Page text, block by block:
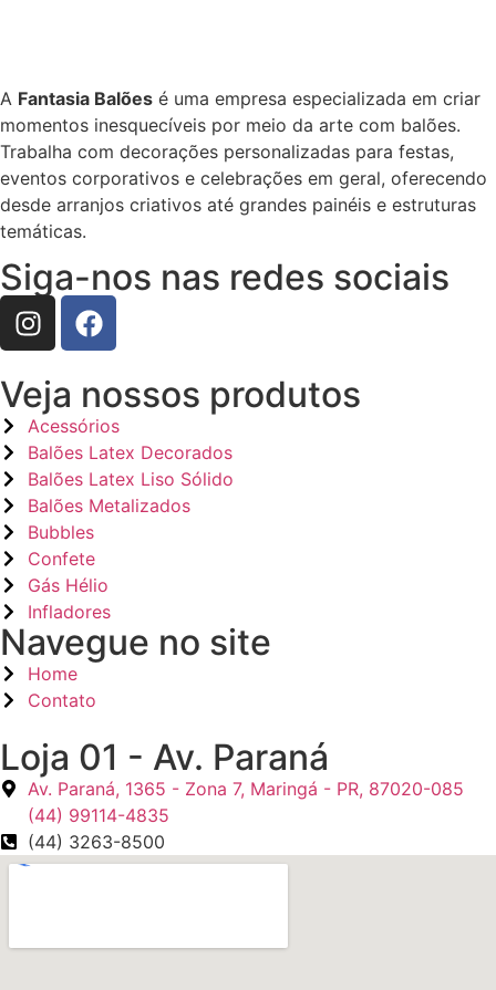
A Fantasia Balões é uma empresa especializada em criar
momentos inesquecíveis por meio da arte com balões.
Trabalha com decorações personalizadas para festas,
eventos corporativos e celebrações em geral, oferecendo
desde arranjos criativos até grandes painéis e estruturas
temáticas.
Siga-nos nas redes sociais
Veja nossos produtos
Acessórios
Balões Latex Decorados
Balões Latex Liso Sólido
Balões Metalizados
Bubbles
Confete
Gás Hélio
Infladores
Navegue no site
Home
Contato
Loja 01 - Av. Paraná
Av. Paraná, 1365 - Zona 7, Maringá - PR, 87020-085
(44) 99114-4835
(44) 3263-8500